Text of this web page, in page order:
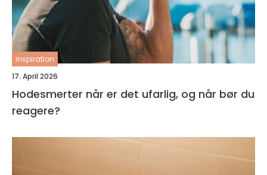
inspiration
17. April 2026
Hodesmerter når er det ufarlig, og når bør du
reagere?